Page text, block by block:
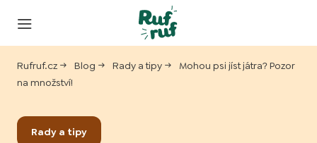
Rufruf.cz Blog Rady a tipy
Mohou psi jíst játra? Pozor
na množství!
Rady a tipy